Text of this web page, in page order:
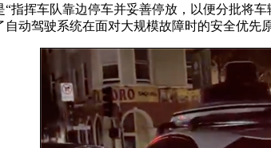
指挥车队靠边停车并妥善停放，以便分批将
动驾驶系统在面对大规模故障时的安全优先